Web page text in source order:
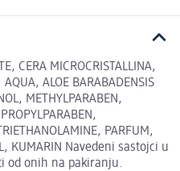
CERA MICROCRISTALLINA,
ALOE BARABADENSIS
METHYLPARABEN,
PARFUM,
KUMARIN Navedeni sastojci u
od onih na pakiranju.